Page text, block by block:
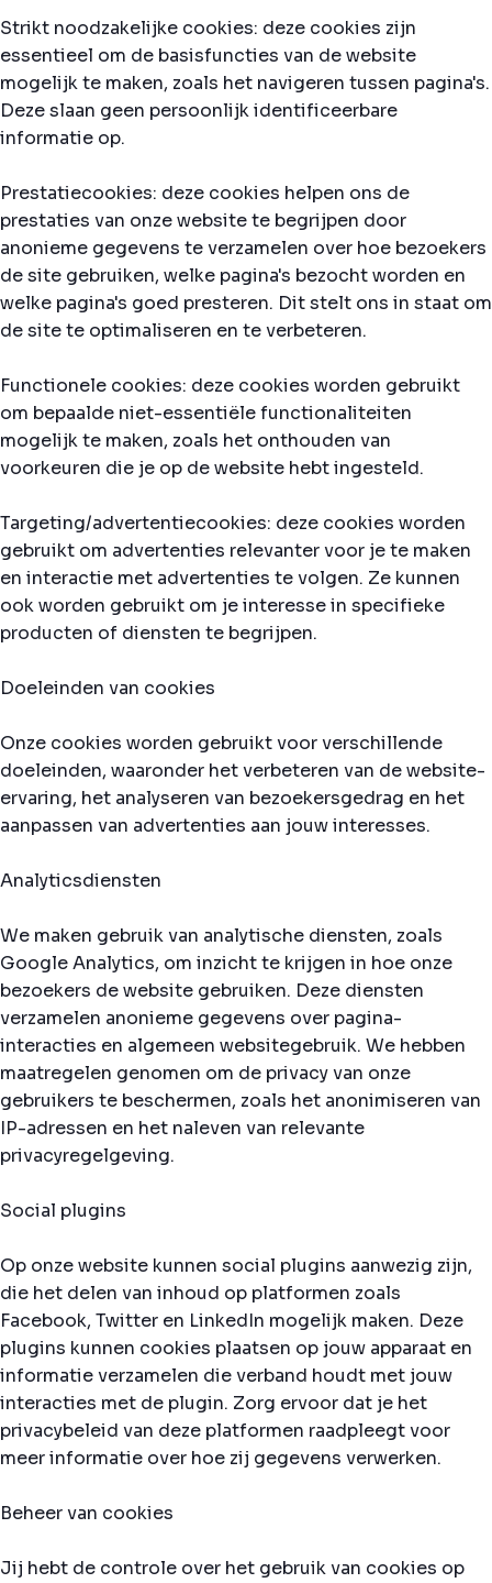
Strikt noodzakelijke cookies: deze cookies zijn
essentieel om de basisfuncties van de website
mogelijk te maken, zoals het navigeren tussen pagina's.
Deze slaan geen persoonlijk identificeerbare
informatie op.
Prestatiecookies: deze cookies helpen ons de
prestaties van onze website te begrijpen door
anonieme gegevens te verzamelen over hoe bezoekers
de site gebruiken, welke pagina's bezocht worden en
welke pagina's goed presteren. Dit stelt ons in staat om
de site te optimaliseren en te verbeteren.
Functionele cookies: deze cookies worden gebruikt
om bepaalde niet-essentiële functionaliteiten
mogelijk te maken, zoals het onthouden van
voorkeuren die je op de website hebt ingesteld.
Targeting/advertentiecookies: deze cookies worden
gebruikt om advertenties relevanter voor je te maken
en interactie met advertenties te volgen. Ze kunnen
ook worden gebruikt om je interesse in specifieke
producten of diensten te begrijpen.
Doeleinden van cookies
Onze cookies worden gebruikt voor verschillende
doeleinden, waaronder het verbeteren van de website-
ervaring, het analyseren van bezoekersgedrag en het
aanpassen van advertenties aan jouw interesses.
Analyticsdiensten
We maken gebruik van analytische diensten, zoals
Google Analytics, om inzicht te krijgen in hoe onze
bezoekers de website gebruiken. Deze diensten
verzamelen anonieme gegevens over pagina-
interacties en algemeen websitegebruik. We hebben
maatregelen genomen om de privacy van onze
gebruikers te beschermen, zoals het anonimiseren van
IP-adressen en het naleven van relevante
privacyregelgeving.
Social plugins
Op onze website kunnen social plugins aanwezig zijn,
die het delen van inhoud op platformen zoals
Facebook, Twitter en LinkedIn mogelijk maken. Deze
plugins kunnen cookies plaatsen op jouw apparaat en
informatie verzamelen die verband houdt met jouw
interacties met de plugin. Zorg ervoor dat je het
privacybeleid van deze platformen raadpleegt voor
meer informatie over hoe zij gegevens verwerken.
Beheer van cookies
Jij hebt de controle over het gebruik van cookies op